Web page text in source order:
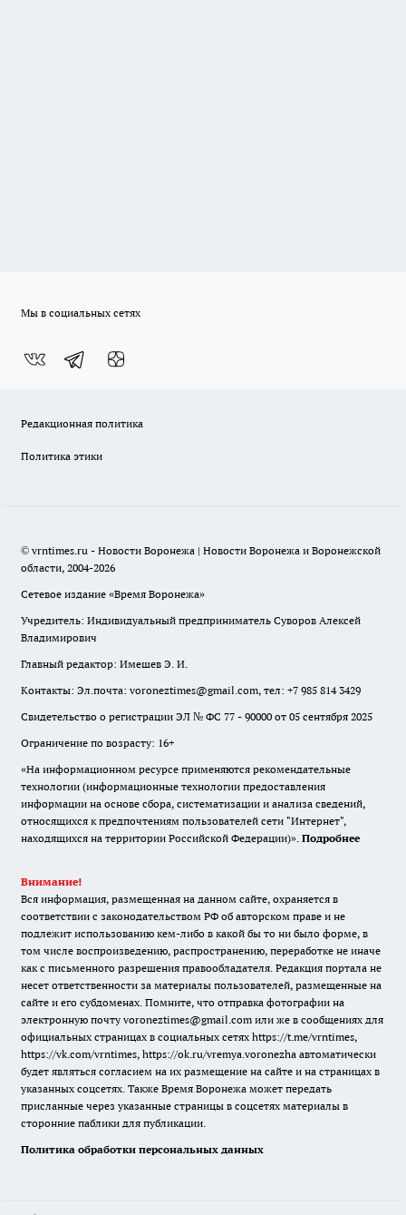
Мы в социальных сетях
Редакционная политика
Политика этики
© vrntimes.ru - Новости Воронежа | Новости Воронежа и Воронежской
области, 2004-2026
Сетевое издание «Время Воронежа»
Учредитель: Индивидуальный предприниматель Суворов Алексей
Владимирович
Главный редактор: Имешев Э. И.
Контакты: Эл.почта: voroneztimes@gmail.com, тел: +7 985 814 3429
Свидетельство о регистрации ЭЛ № ФС 77 - 90000 от 05 сентября 2025
Ограничение по возрасту: 16+
«На информационном ресурсе применяются рекомендательные
технологии (информационные технологии предоставления
информации на основе сбора, систематизации и анализа сведений,
относящихся к предпочтениям пользователей сети "Интернет",
находящихся на территории Российской Федерации)». Подробнее
Внимание!
Вся информация, размещенная на данном сайте, охраняется в
соответствии с законодательством РФ об авторском праве и не
подлежит использованию кем-либо в какой бы то ни было форме, в
том числе воспроизведению, распространению, переработке не иначе
как с письменного разрешения правообладателя. Редакция портала не
несет ответственности за материалы пользователей, размещенные на
сайте и его субдоменах. Помните, что отправка фотографии на
электронную почту voroneztimes@gmail.com или же в сообщениях для
официальных страницах в социальных сетях https://t.me/vrntimes,
https://vk.com/vrntimes, https://ok.ru/vremya.voronezha автоматически
будет являться согласием на их размещение на сайте и на страницах в
указанных соцсетях. Также Время Воронежа может передать
присланные через указанные страницы в соцсетях материалы в
сторонние паблики для публикации.
Политика обработки персональных данных